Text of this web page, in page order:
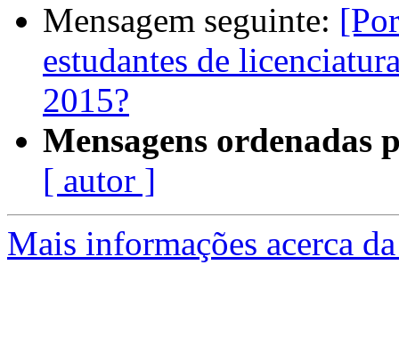
Mensagem seguinte:
estudantes de
2015?
Mensagens ordenadas
[ autor ]
Mais informações acerca